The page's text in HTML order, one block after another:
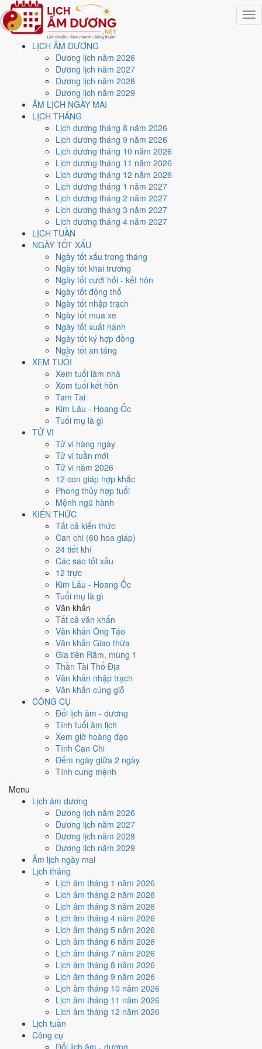
LỊCH ÂM DƯƠNG
Dương lịch năm 2026
Dương lịch năm 2027
Dương lịch năm 2028
Dương lịch năm 2029
ÂM LỊCH NGÀY MAI
LỊCH THÁNG
Lịch dương tháng 8 năm 2026
Lịch dương tháng 9 năm 2026
Lịch dương tháng 10 năm 2026
Lịch dương tháng 11 năm 2026
Lịch dương tháng 12 năm 2026
Lịch dương tháng 1 năm 2027
Lịch dương tháng 2 năm 2027
Lịch dương tháng 3 năm 2027
Lịch dương tháng 4 năm 2027
LỊCH TUẦN
NGÀY TỐT XẤU
Ngày tốt xấu trong tháng
Ngày tốt khai trương
Ngày tốt cưới hỏi - kết hôn
Ngày tốt động thổ
Ngày tốt nhập trạch
Ngày tốt mua xe
Ngày tốt xuất hành
Ngày tốt ký hợp đồng
Ngày tốt an táng
XEM TUỔI
Xem tuổi làm nhà
Xem tuổi kết hôn
Tam Tai
Kim Lâu - Hoang Ốc
Tuổi mụ là gì
TỬ VI
Tử vi hàng ngày
Tử vi tuần mới
Tử vi năm 2026
12 con giáp hợp khắc
Phong thủy hợp tuổi
Mệnh ngũ hành
KIẾN THỨC
Tất cả kiến thức
Can chi (60 hoa giáp)
24 tiết khí
Các sao tốt xấu
12 trực
Kim Lâu - Hoang Ốc
Tuổi mụ là gì
Văn khấn
Tất cả văn khấn
Văn khấn Ông Táo
Văn khấn Giao thừa
Gia tiên Rằm, mùng 1
Thần Tài Thổ Địa
Văn khấn nhập trạch
Văn khấn cúng giỗ
CÔNG CỤ
Đổi lịch âm - dương
Tính tuổi âm lịch
Xem giờ hoàng đạo
Tính Can Chi
Đếm ngày giữa 2 ngày
Tính cung mệnh
Menu
Lịch âm dương
Dương lịch năm 2026
Dương lịch năm 2027
Dương lịch năm 2028
Dương lịch năm 2029
Âm lịch ngày mai
Lịch tháng
Lịch âm tháng 1 năm 2026
Lịch âm tháng 2 năm 2026
Lịch âm tháng 3 năm 2026
Lịch âm tháng 4 năm 2026
Lịch âm tháng 5 năm 2026
Lịch âm tháng 6 năm 2026
Lịch âm tháng 7 năm 2026
Lịch âm tháng 8 năm 2026
Lịch âm tháng 9 năm 2026
Lịch âm tháng 10 năm 2026
Lịch âm tháng 11 năm 2026
Lịch âm tháng 12 năm 2026
Lịch tuần
Công cụ
Đổi lịch âm - dương
Trang chủ
Lịch năm 2029
Tháng 8/2029
Ngày 26/8/2029 (Mậu Tý)
Xem ngày26/8/2029
lịch - Ngày 17/7 âm lịch
(Mậu Tý) tốt hay xấu?
Ngày 26/8/2029 dương lịch (Chủ Nhật) là ngày 17/7/2029 âm lịch
Mậu Tý- Can khắc Chi, Trực Định, Sao Hư, nạp âm Thích
Lịch Hỏa. Tổng hòa, đây làNgày Cátvới điểm trung bình
các việc quan trọng. Giờ Hoàng Đạo trong ngày:
Thân, Dậu.
Ngày Dương
Tháng 8 năm 2029
Tháng 7 âm năm 2029
Tiết Xử Thử
Nhâm Tý
Kỷ Dậu
Ngày Mậu Tý có TrựcĐịnh(ngày yên ổn, vững chắc) và gặp Sao
Thanh Long hoàng đạo . Điểm trung bình 7 việc chính
Ngày Cát, thuận lợi cho các việc quan trọng.
Thân, Thìn, Sửuhợp ngày; tuổi
Ngày 26/8/2029 tốt hay xấu cho
việc gì?
Ngày 26/8/2029 đạt7.3/10 trung bình cho 7 việc chính: cao nhất là
Cưới hỏi - đính hôn (9/10)
Trực Định (ngày yên ổn, vững chắc) và gặp Sao Thanh Long hoàng
đạo nên điểm từng việc chênh nhau như bảng dưới.
Cưới hỏi - đính hôn
Rất tốt
Cưới hỏi - đính hôn hôm nay ở
Định và Ngày Hoàng Đạo.
Cách tính ngày tốt
Khai trương - mở cửa hàng
Tốt
Khai trương - mở cửa hàng hôm nay ở
Ngày Hoàng Đạo.
Cách tính ngày tốt
Ký hợp đồng - giao ước
Rất tốt
Ký hợp đồng - giao ước hôm nay ở
Trực Định và Ngày Hoàng Đạo
Cách tính ngày tốt
🏗️
Động thổ - khởi công
Tốt
Động thổ - khởi công hôm nay ở
Hoàng Đạo.
Cách tính ngày tốt
🏡 Nhập trạch - vào nhà mới
Rất tốt
Nhập trạch - vào nhà mới hôm nay ở
Trực Định và Ngày Hoàng Đạo
Cách tính ngày tốt
Mua xe - tậu xe
Tốt
Mua xe - tậu xe hôm nay ởmức tốt (6/10)
Hoàng Đạo.
Cách tính ngày tốt
Xuất hành - đi xa
Tốt
Xuất hành - đi xa hôm nay ở
Hoàng Đạo